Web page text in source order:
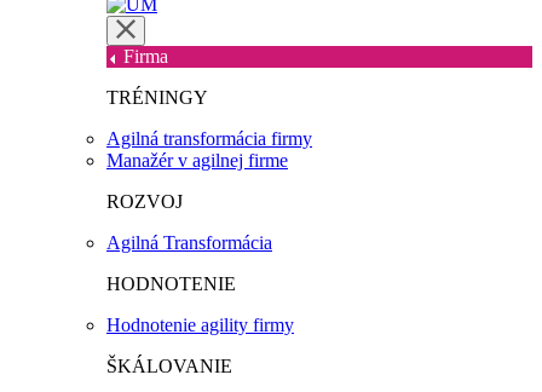
Firma
TRÉNINGY
Agilná transformácia firmy
Manažér v agilnej firme
ROZVOJ
Agilná Transformácia
HODNOTENIE
Hodnotenie agility firmy
ŠKÁLOVANIE